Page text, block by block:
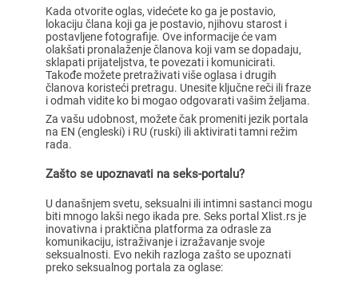
Kada otvorite oglas, videćete ko ga je postavio,
lokaciju člana koji ga je postavio, njihovu starost i
postavljene fotografije. Ove informacije će vam
olakšati pronalaženje članova koji vam se dopadaju,
sklapati prijateljstva, te povezati i komunicirati.
Takođe možete pretraživati više oglasa i drugih
članova koristeći pretragu. Unesite ključne reči ili fraze
i odmah vidite ko bi mogao odgovarati vašim željama.
Za vašu udobnost, možete čak promeniti jezik portala
na EN (engleski) i RU (ruski) ili aktivirati tamni režim
rada.
Zašto se upoznavati na seks-portalu?
U današnjem svetu, seksualni ili intimni sastanci mogu
biti mnogo lakši nego ikada pre. Seks portal Xlist.rs je
inovativna i praktična platforma za odrasle za
komunikaciju, istraživanje i izražavanje svoje
seksualnosti. Evo nekih razloga zašto se upoznati
preko seksualnog portala za oglase: